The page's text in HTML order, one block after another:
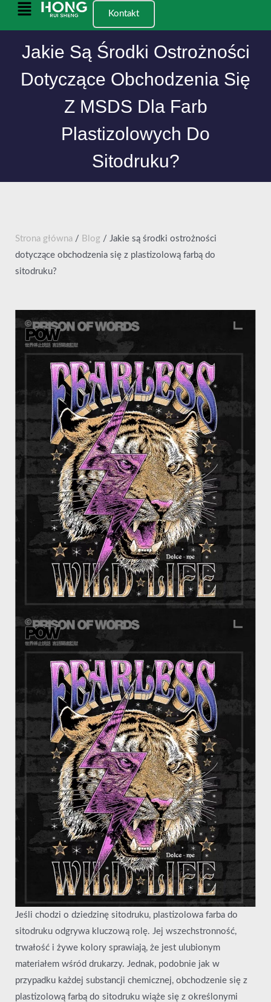
PrzejdźMenu
Kontakt
Jakie Są Środki Ostrożności
Dotyczące Obchodzenia Się
Z MSDS Dla Farb
Plastizolowych Do
Sitodruku?
Strona główna / Blog / Jakie są środki ostrożności
dotyczące obchodzenia się z plastizolową farbą do
sitodruku?
Jeśli chodzi o dziedzinę sitodruku, plastizolowa farba do
sitodruku odgrywa kluczową rolę. Jej wszechstronność,
trwałość i żywe kolory sprawiają, że jest ulubionym
materiałem wśród drukarzy. Jednak, podobnie jak w
przypadku każdej substancji chemicznej, obchodzenie się z
plastizolową farbą do sitodruku wiąże się z określonymi